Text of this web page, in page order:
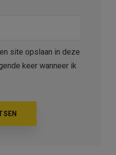
site opslaan in deze
keer wanneer ik